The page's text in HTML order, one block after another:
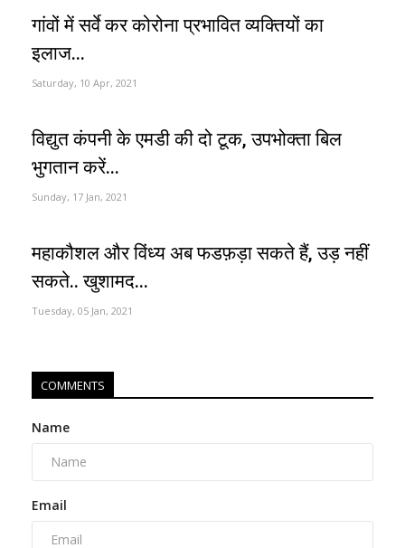
गांवों में सर्वे कर कोरोना प्रभावित व्यक्तियों का
इलाज...
Saturday, 10 Apr, 2021
विद्युत कंपनी के एमडी की दो टूक, उपभोक्ता बिल
भुगतान करें...
Sunday, 17 Jan, 2021
महाकौशल और विंध्य अब फडफ़ड़ा सकते हैं, उड़ नहीं
सकते.. खुशामद...
Tuesday, 05 Jan, 2021
COMMENTS
Name
Email